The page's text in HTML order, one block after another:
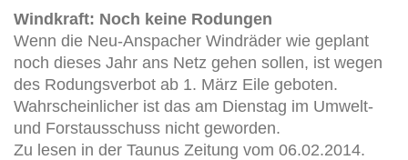
Windkraft: Noch keine Rodungen
Wenn die Neu-Anspacher Windräder wie geplant
noch dieses Jahr ans Netz gehen sollen, ist wegen
des Rodungsverbot ab 1. März Eile geboten.
Wahrscheinlicher ist das am Dienstag im Umwelt-
und Forstausschuss nicht geworden.
Zu lesen in der Taunus Zeitung vom 06.02.2014.